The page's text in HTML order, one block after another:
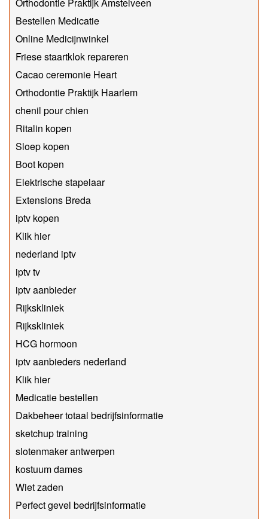
Orthodontie Praktijk Amstelveen
Bestellen Medicatie
Online Medicijnwinkel
Friese staartklok repareren
Cacao ceremonie Heart
Orthodontie Praktijk Haarlem
chenil pour chien
Ritalin kopen
Sloep kopen
Boot kopen
Elektrische stapelaar
Extensions Breda
iptv kopen
Klik hier
nederland iptv
iptv tv
iptv aanbieder
Rijkskliniek
Rijkskliniek
HCG hormoon
iptv aanbieders nederland
Klik hier
Medicatie bestellen
Dakbeheer totaal bedrijfsinformatie
sketchup training
slotenmaker antwerpen
kostuum dames
Wiet zaden
Perfect gevel bedrijfsinformatie